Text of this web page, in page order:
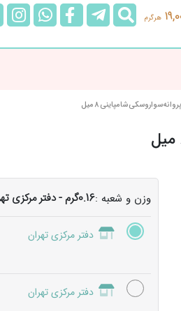
@rubygoldgallery
rubygoldgallery
rubygoldgallerybotجستجو هرگرم
سواروسکی شامپاینی 8 میل
وزن و شعبه :0.16گرم - دفتر مرکزی تهران
دفتر مرکزی تهران
دفتر مرکزی تهران